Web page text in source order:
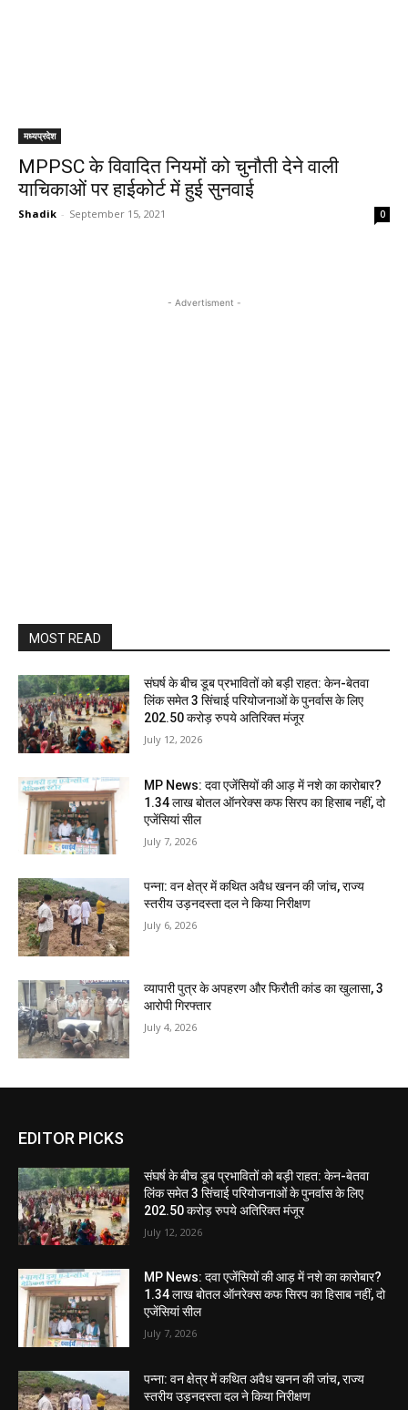
मध्यप्रदेश
MPPSC के विवादित नियमों को चुनौती देने वाली
याचिकाओं पर हाईकोर्ट में हुई सुनवाई
Shadik - September 15, 2021 0
- Advertisment -
MOST READ
संघर्ष के बीच डूब प्रभावितों को बड़ी राहत: केन-बेतवा
लिंक समेत 3 सिंचाई परियोजनाओं के पुनर्वास के लिए
202.50 करोड़ रुपये अतिरिक्त मंजूर
July 12, 2026
MP News: दवा एजेंसियों की आड़ में नशे का कारोबार?
1.34 लाख बोतल ऑनरेक्स कफ सिरप का हिसाब नहीं, दो
एजेंसियां सील
July 7, 2026
पन्ना: वन क्षेत्र में कथित अवैध खनन की जांच, राज्य
स्तरीय उड़नदस्ता दल ने किया निरीक्षण
July 6, 2026
व्यापारी पुत्र के अपहरण और फिरौती कांड का खुलासा, 3
आरोपी गिरफ्तार
July 4, 2026
EDITOR PICKS
संघर्ष के बीच डूब प्रभावितों को बड़ी राहत: केन-बेतवा
लिंक समेत 3 सिंचाई परियोजनाओं के पुनर्वास के लिए
202.50 करोड़ रुपये अतिरिक्त मंजूर
July 12, 2026
MP News: दवा एजेंसियों की आड़ में नशे का कारोबार?
1.34 लाख बोतल ऑनरेक्स कफ सिरप का हिसाब नहीं, दो
एजेंसियां सील
July 7, 2026
पन्ना: वन क्षेत्र में कथित अवैध खनन की जांच, राज्य
स्तरीय उड़नदस्ता दल ने किया निरीक्षण